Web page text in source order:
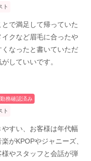
ト
で満足して帰っていた
クなど眉毛に合ったや
なったと書いていただ
していいです。
勤務確認済み
ト
すい、お客様は年代幅
がKPOPやジャニーズ、
やスタッフと会話が弾